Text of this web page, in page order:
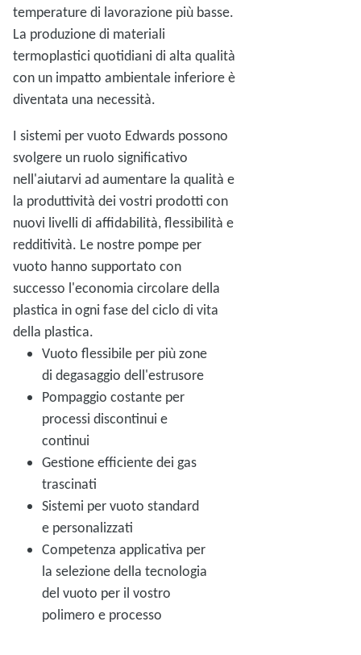
temperature di lavorazione più basse.
La produzione di materiali
termoplastici quotidiani di alta qualità
con un impatto ambientale inferiore è
diventata una necessità.
I sistemi per vuoto Edwards possono
svolgere un ruolo significativo
nell'aiutarvi ad aumentare la qualità e
la produttività dei vostri prodotti con
nuovi livelli di affidabilità, flessibilità e
redditività. Le nostre pompe per
vuoto hanno supportato con
successo l'economia circolare della
plastica in ogni fase del ciclo di vita
della plastica.
Vuoto flessibile per più zone
di degasaggio dell'estrusore
Pompaggio costante per
processi discontinui e
continui
Gestione efficiente dei gas
trascinati
Sistemi per vuoto standard
e personalizzati
Competenza applicativa per
la selezione della tecnologia
del vuoto per il vostro
polimero e processo